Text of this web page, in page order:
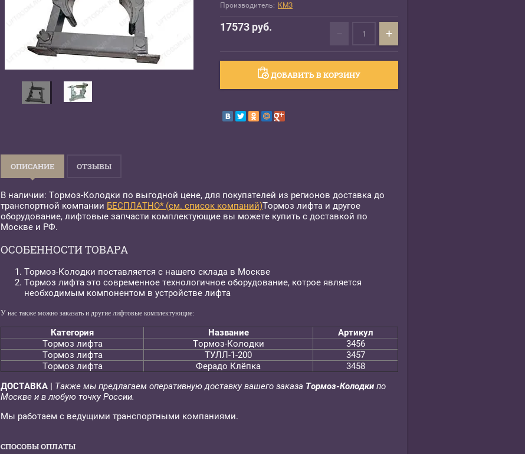
Производитель: КМЗ
17573 руб. +
ДОБАВИТЬ В КОРЗИНУ
ОПИСАНИЕ ОТЗЫВЫ
В наличии: Тормоз-Колодки по выгодной цене, для покупателей из регионов доставка до
транспортной компании БЕСПЛАТНО* (см. список компаний)Тормоз лифта и другое
оборудование, лифтовые запчасти комплектующие вы можете купить с доставкой по
Москве и РФ.
ОСОБЕННОСТИ ТОВАРА
Тормоз-Колодки поставляется с нашего склада в Москве
Тормоз лифта это современное технологичное оборудование, котрое является
необходимым компонентом в устройстве лифта
У нас также можно заказать и другие лифтовые комплектующие:
Категория Название
Артикул
Тормоз лифта
Тормоз-Колодки
3456
Тормоз лифта
ТУЛЛ-1-200
3457
Тормоз лифта
Ферадо Клёпка
3458
ДОСТАВКА | Также мы предлагаем оперативную доставку вашего заказа Тормоз-Колодки по
Москве и в любую точку России.
Мы работаем с ведущими транспортными компаниями.
СПОСОБЫ ОПЛАТЫ